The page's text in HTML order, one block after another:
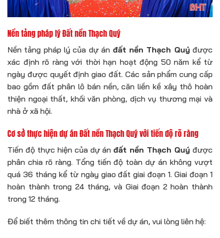
Nền tảng pháp lý Đất nền Thạch Quý
Nền tảng pháp lý của dự án đất nền Thạch Quý được
xác định rõ ràng với thời hạn hoạt động 50 năm kể từ
ngày được quyết định giao đất. Các sản phẩm cung cấp
bao gồm đất phân lô bán nền, căn liền kề xây thô hoàn
thiện ngoại thất, khối văn phòng, dịch vụ thương mại và
nhà ở xã hội.
Cơ sở thực hiện dự án Đất nền Thạch Quý với tiến độ rõ ràng
Tiến độ thực hiện của dự ánđất nền Thạch Quý được
phân chia rõ ràng. Tổng tiến độ toàn dự án không vượt
quá 36 tháng kể từ ngày giao đất giai đoạn 1. Giai đoạn 1
hoàn thành trong 24 tháng, và Giai đoạn 2 hoàn thành
trong 12 tháng.
Để biết thêm thông tin chi tiết về dự án, vui lòng liên hệ: